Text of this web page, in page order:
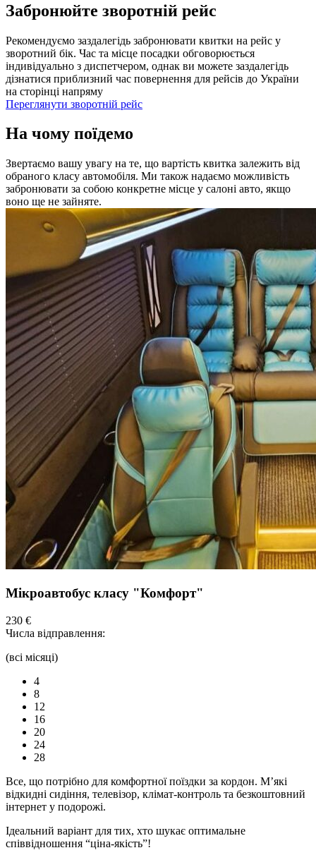
Забронюйте зворотній рейс
Рекомендуємо заздалегідь забронювати квитки на рейс у
зворотний бік. Час та місце посадки обговорюється
індивідуально з диспетчером, однак ви можете заздалегідь
дізнатися приблизний час повернення для рейсів до України
на сторінці напряму
Переглянути зворотній рейс
На чому поїдемо
Звертаємо вашу увагу на те, що вартість квитка залежить від
обраного класу автомобіля. Ми також надаємо можливість
забронювати за собою конкретне місце у салоні авто, якщо
воно ще не зайняте.
Мікроавтобус класу "Комфорт"
230 €
Числа відправлення:
(всі місяці)
4
8
12
16
20
24
28
Все, що потрібно для комфортноїпоїздки за кордон. М’які
відкидні сидіння, телевізор, клімат-контроль та безкоштовний
інтернет у подорожі.
Ідеальний варіант для тих, хто шукає оптимальне
співвідношення “ціна-якість”!